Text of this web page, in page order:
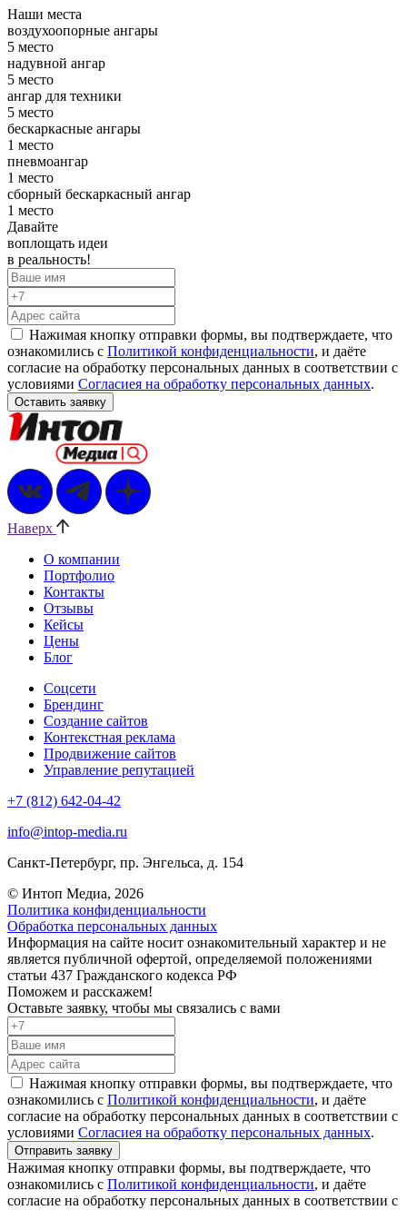
Наши места
воздухоопорные ангары
5 место
надувной ангар
5 место
ангар для техники
5 место
бескаркасные ангары
1 место
пневмоангар
1 место
сборный бескаркасный ангар
1 место
Давайте
воплощать идеи
в реальность!
Нажимая кнопку отправки формы, вы подтверждаете, что
ознакомились с Политикой конфиденциальности, и даёте
согласие на обработку персональных данных в соответствии с
условиями Согласиея на обработку персональных данных.
Наверх
О компании
Портфолио
Контакты
Отзывы
Кейсы
Цены
Блог
Соцсети
Брендинг
Создание сайтов
Контекстная реклама
Продвижение сайтов
Управление репутацией
+7 (812) 642-04-42
info@intop-media.ru
Санкт-Петербург, пр. Энгельса, д. 154
© Интоп Медиа, 2026
Политика конфиденциальности
Обработка персональных данных
Информация на сайте носит ознакомительный характер и не
является публичной офертой, определяемой положениями
статьи 437 Гражданского кодекса РФ
Поможем и расскажем!
Оставьте заявку, чтобы мы связались с вами
Нажимая кнопку отправки формы, вы подтверждаете, что
ознакомились с Политикой конфиденциальности, и даёте
согласие на обработку персональных данных в соответствии с
условиями Согласиея на обработку персональных данных.
Отправить заявку
Нажимая кнопку отправки формы, вы подтверждаете, что
ознакомились с Политикой конфиденциальности, и даёте
согласие на обработку персональных данных в соответствии с